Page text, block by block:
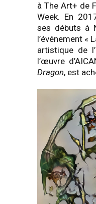
à The Art+ de
Week. En
ses débuts à
l’événement «
artistique de
l’œuvre
Dragon, est